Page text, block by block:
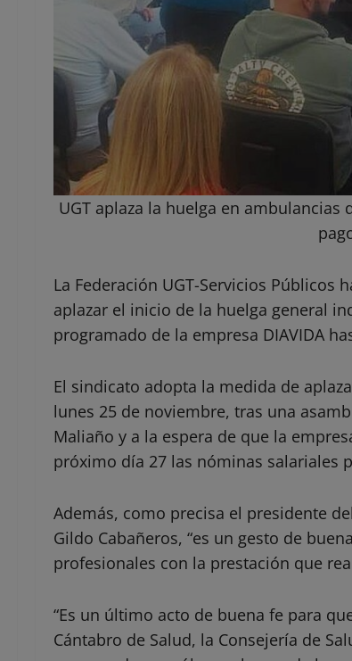
UGT aplaza la huelga en ambulancias
La Federación UGT-Servicios
aplazar el inicio de la huelga general
programado de la empresa DIAVIDA
El sindicato adopta la medida de
lunes 25 de noviembre, tras una
Maliaño y a la espera de que la
próximo día 27 las nóminas salariales
Además, como precisa el presidente
Gildo Cabañeros, “es un gesto de
profesionales con la prestación que
“Es un último acto de buena fe para
Cántabro de Salud, la Consejería de